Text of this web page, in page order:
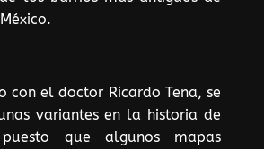
con el doctor Ricardo Tena, se
variantes en la historia de
que algunos mapas